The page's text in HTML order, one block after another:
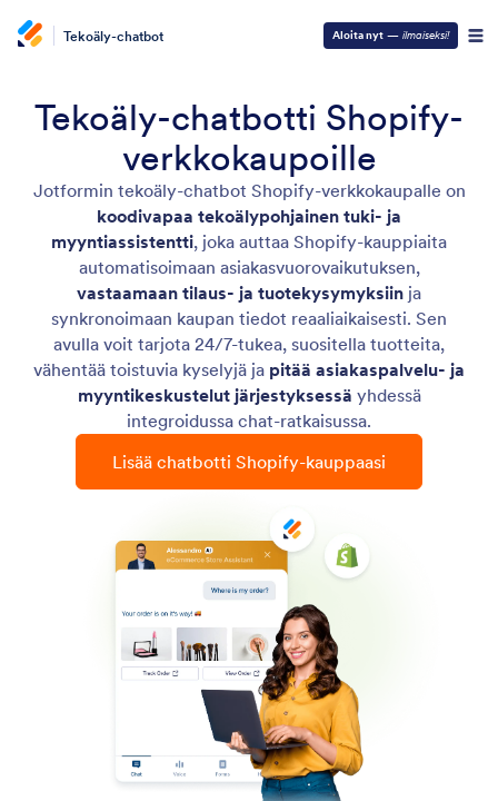
Tekoäly-chatbot Aloita nyt — ilmaiseksi!
Tekoäly-chatbotti Shopify-
verkkokaupoille
Jotformin tekoäly-chatbot Shopify-verkkokaupalle on
koodivapaa tekoälypohjainen tuki- ja
myyntiassistentti, joka auttaa Shopify-kauppiaita
automatisoimaan asiakasvuorovaikutuksen,
vastaamaan tilaus- ja tuotekysymyksiin ja
synkronoimaan kaupan tiedot reaaliaikaisesti. Sen
avulla voit tarjota 24/7-tukea, suositella tuotteita,
vähentää toistuvia kyselyjä ja pitää asiakaspalvelu- ja
myyntikeskustelut järjestyksessä yhdessä
integroidussa chat-ratkaisussa.
Lisää chatbotti Shopify-kauppaasi